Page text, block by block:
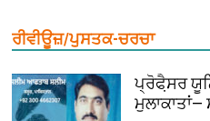
ਰੀਵੀਊਜ਼/ਪੁਸਤਕ-ਚਰਚਾ
ਪ੍ਰੋਫੈ਼ਸਰ